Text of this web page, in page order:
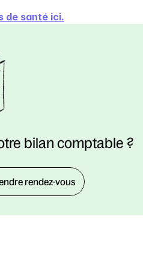
de santé ici.
bilan comptable ?
rendez-vous